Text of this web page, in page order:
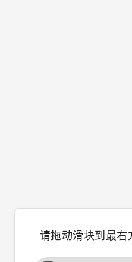
请拖动滑块到最